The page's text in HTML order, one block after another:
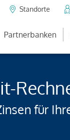
Standorte
Partnerbanken
für